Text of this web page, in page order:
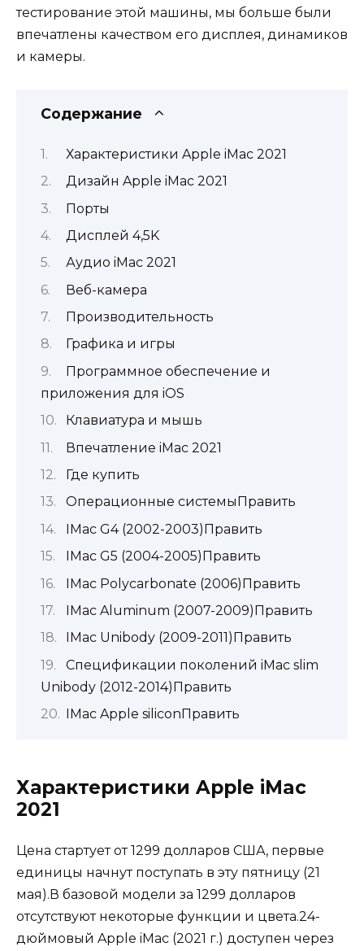
тестирование этой машины, мы больше были
впечатлены качеством его дисплея, динамиков
и камеры.
Содержание
Характеристики Apple iMac 2021
Дизайн Apple iMac 2021
Порты
Дисплей 4,5K
Аудио iMac 2021
Веб-камера
Производительность
Графика и игры
Программное обеспечение и
приложения для iOS
Клавиатура и мышь
Впечатление iMac 2021
Где купить
Операционные системыПравить
IMac G4 (2002-2003)Править
IMac G5 (2004-2005)Править
IMac Polycarbonate (2006)Править
IMac Aluminum (2007-2009)Править
IMac Unibody (2009-2011)Править
Спецификации поколений iMac slim
Unibody (2012-2014)Править
IMac Apple siliconПравить
Характеристики Apple iMac
2021
Цена стартует от 1299 долларов США, первые
единицы начнут поступать в эту пятницу (21
мая).В базовой модели за 1299 долларов
отсутствуют некоторые функции и цвета.24-
дюймовый Apple iMac (2021 г.) доступен через